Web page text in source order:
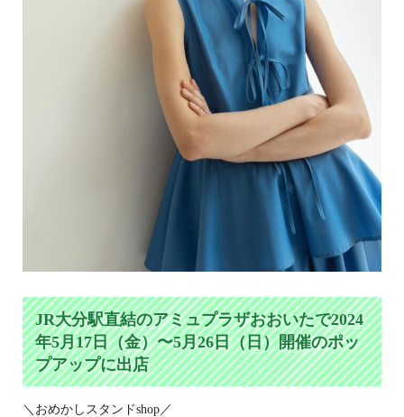
JR大分駅直結のアミュプラザおおいたで2024
年5月17日（金）〜5月26日（日）開催のポッ
プアップに出店
＼おめかしスタンドshop／